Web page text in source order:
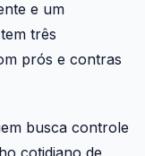
e um
três
prós e contras
busca controle
cotidiano de